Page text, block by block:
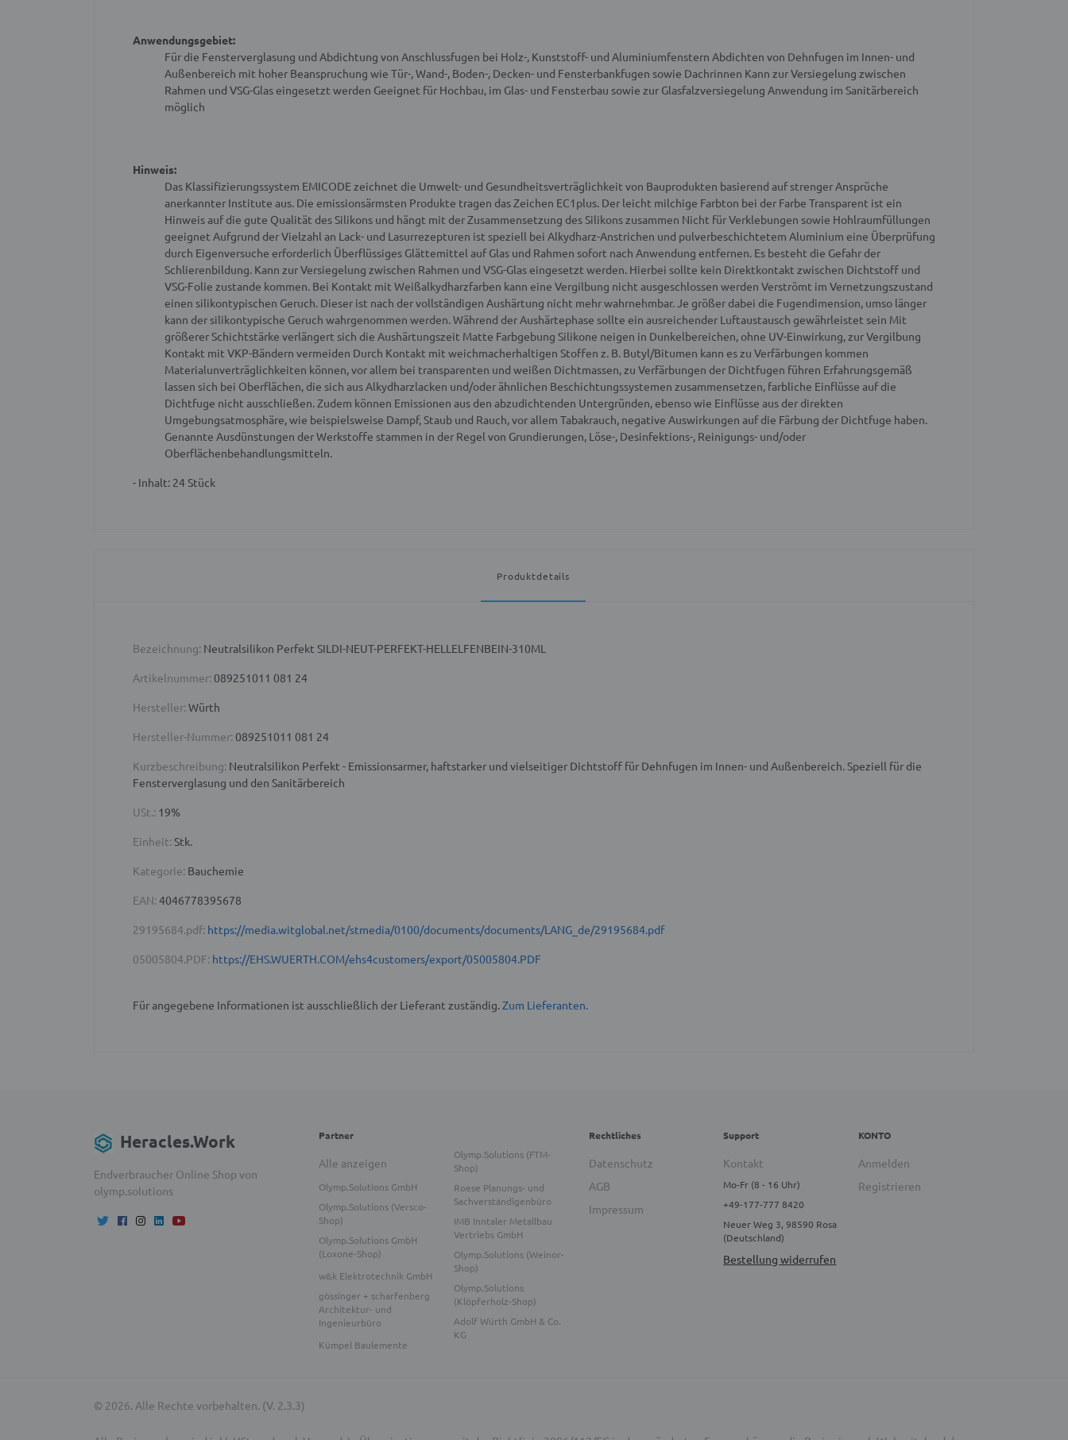
Anwendungsgebiet:
Für die Fensterverglasung und Abdichtung von Anschlussfugen bei Holz-, Kunststoff- und Aluminiumfenstern Abdichten von Dehnfugen im Innen- und
Außenbereich mit hoher Beanspruchung wie Tür-, Wand-, Boden-, Decken- und Fensterbankfugen sowie Dachrinnen Kann zur Versiegelung zwischen
Rahmen und VSG-Glas eingesetzt werden Geeignet für Hochbau, im Glas- und Fensterbau sowie zur Glasfalzversiegelung Anwendung im Sanitärbereich
möglich
Hinweis:
Das Klassifizierungssystem EMICODE zeichnet die Umwelt- und Gesundheitsverträglichkeit von Bauprodukten basierend auf strenger Ansprüche
anerkannter Institute aus. Die emissionsärmsten Produkte tragen das Zeichen EC1plus. Der leicht milchige Farbton bei der Farbe Transparent ist ein
Hinweis auf die gute Qualität des Silikons und hängt mit der Zusammensetzung des Silikons zusammen Nicht für Verklebungen sowie Hohlraumfüllungen
geeignet Aufgrund der Vielzahl an Lack- und Lasurrezepturen ist speziell bei Alkydharz-Anstrichen und pulverbeschichtetem Aluminium eine Überprüfung
durch Eigenversuche erforderlich Überflüssiges Glättemittel auf Glas und Rahmen sofort nach Anwendung entfernen. Es besteht die Gefahr der
Schlierenbildung. Kann zur Versiegelung zwischen Rahmen und VSG-Glas eingesetzt werden. Hierbei sollte kein Direktkontakt zwischen Dichtstoff und
VSG-Folie zustande kommen. Bei Kontakt mit Weißalkydharzfarben kann eine Vergilbung nicht ausgeschlossen werden Verströmt im Vernetzungszustand
einen silikontypischen Geruch. Dieser ist nach der vollständigen Aushärtung nicht mehr wahrnehmbar. Je größer dabei die Fugendimension, umso länger
kann der silikontypische Geruch wahrgenommen werden.Während der Aushärtephase sollte ein ausreichender Luftaustausch gewährleistet sein Mit
größerer Schichtstärke verlängert sich die Aushärtungszeit Matte Farbgebung Silikone neigen in Dunkelbereichen, ohne UV-Einwirkung, zur Vergilbung
Kontakt mit VKP-Bändern vermeiden Durch Kontakt mit weichmacherhaltigen Stoffen z. B. Butyl/Bitumen kann es zu Verfärbungen kommen
Materialunverträglichkeiten können, vor allem bei transparenten und weißen Dichtmassen, zu Verfärbungen der Dichtfugen führen Erfahrungsgemäß
lassen sich bei Oberflächen, die sich aus Alkydharzlacken und/oder ähnlichen Beschichtungssystemen zusammensetzen, farbliche Einflüsse auf die
Dichtfuge nicht ausschließen. Zudem können Emissionen aus den abzudichtenden Untergründen, ebenso wie Einflüsse aus der direkten
Umgebungsatmosphäre, wie beispielsweise Dampf, Staub und Rauch, vor allem Tabakrauch, negative Auswirkungen auf die Färbung der Dichtfuge haben.
Genannte Ausdünstungen der Werkstoffe stammen in der Regel von Grundierungen, Löse-, Desinfektions-, Reinigungs- und/oder
Oberflächenbehandlungsmitteln.
- Inhalt: 24 Stück
Produktdetails
Bezeichnung: Neutralsilikon Perfekt SILDI-NEUT-PERFEKT-HELLELFENBEIN-310ML
Artikelnummer: 089251011 081 24
Hersteller: Würth
Hersteller-Nummer: 089251011 081 24
Kurzbeschreibung: Neutralsilikon Perfekt - Emissionsarmer, haftstarker und vielseitiger Dichtstoff für Dehnfugen im Innen- und Außenbereich. Speziell für die
Fensterverglasung und den Sanitärbereich
USt.: 19%
Einheit: Stk.
Kategorie: Bauchemie
EAN: 4046778395678
29195684.pdf: https://media.witglobal.net/stmedia/0100/documents/documents/LANG_de/29195684.pdf
05005804.PDF: https://EHS.WUERTH.COM/ehs4customers/export/05005804.PDF
Für angegebene Informationen ist ausschließlich der Lieferant zuständig.Zum Lieferanten.
Heracles.Work
Endverbraucher Online Shop von
olymp.solutions
Partner
Alle anzeigen
Olymp.Solutions GmbH
Olymp.Solutions (Versco-
Shop)
Olymp.Solutions GmbH
(Loxone-Shop)
w&k Elektrotechnik GmbH
gössinger + scharfenberg
Architektur- und
Ingenieurbüro
Kümpel Baulemente
Olymp.Solutions (FTM-
Shop)
Roese Planungs- und
Sachverständigenbüro
IMB Inntaler Metallbau
Vertriebs GmbH
Olymp.Solutions (Weinor-
Shop)
Olymp.Solutions
(Klöpferholz-Shop)
Adolf Würth GmbH & Co.
KG
Rechtliches
Datenschutz
AGB
Impressum
Support
Kontakt
Mo-Fr (8 - 16 Uhr)
+49-177-777 8420
Neuer Weg 3, 98590 Rosa
(Deutschland)
Bestellung widerrufen
KONTO
Anmelden
Registrieren
© 2026. Alle Rechte vorbehalten. (V. 2.3.3)